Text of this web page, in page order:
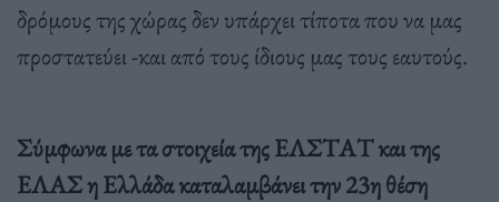
δρόμους της χώρας δεν υπάρχει τίποτα που να μας
προστατεύει -και από τους ίδιους μας τους εαυτούς.
Σύμφωνα με τα στοιχεία της ΕΛΣΤΑΤ και της
ΕΛΑΣ η Ελλάδα καταλαμβάνει την 23η θέση